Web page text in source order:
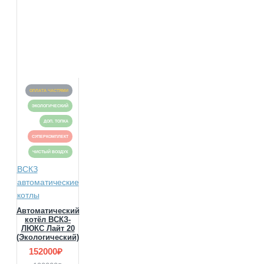
ОПЛАТА ЧАСТЯМИ
ЭКОЛОГИЧЕСКИЙ
ДОП. ТОПКА
СУПЕРКОМПЛЕКТ
ЧИСТЫЙ ВОЗДУХ
ВСКЗ
автоматические
котлы
Автоматический
котёл ВСКЗ-
ЛЮКС Лайт 20
(Экологический)
152000₽